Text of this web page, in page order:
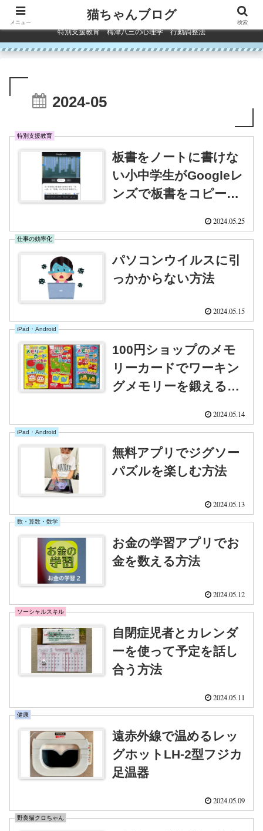
コンテンツへスキップ
特別支援教育 梅津八三の心理学 行動調整法
2024-05
特別支援教育
板書をノートに書けな
い小中学生がGoogleレ
ンズで板書をコピーす
2024.05.25
仕事の効率化
パソコンウイルスに引
っかからない方法
2024.05.15
iPad・Android
100円ショップのメモ
リーカードでワーキン
グメモリーを鍛える方
2024.05.14
iPad・Android
無料アプリでジグソー
パズルを楽しむ方法
2024.05.13
数・算数・数学
お金の学習アプリでお
金を数える方法
2024.05.12
ソーシャルスキル
自閉症児者とカレンダ
ーを使って予定を話し
合う方法
2024.05.11
健康
遠赤外線で温めるレッ
グホットLH-2型フジカ
足温器
2024.05.09
野良猫クロちゃん
メニュー
猫ちゃんブログ
検索